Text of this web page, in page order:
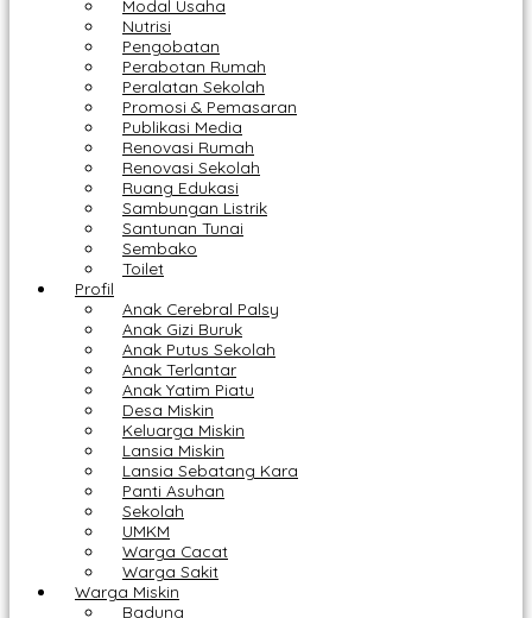
Modal Usaha
Nutrisi
Pengobatan
Perabotan Rumah
Peralatan Sekolah
Promosi & Pemasaran
Publikasi Media
Renovasi Rumah
Renovasi Sekolah
Ruang Edukasi
Sambungan Listrik
Santunan Tunai
Sembako
Toilet
Profil
Anak Cerebral Palsy
Anak Gizi Buruk
Anak Putus Sekolah
Anak Terlantar
Anak Yatim Piatu
Desa Miskin
Keluarga Miskin
Lansia Miskin
Lansia Sebatang Kara
Panti Asuhan
Sekolah
UMKM
Warga Cacat
Warga Sakit
Warga Miskin
Badung